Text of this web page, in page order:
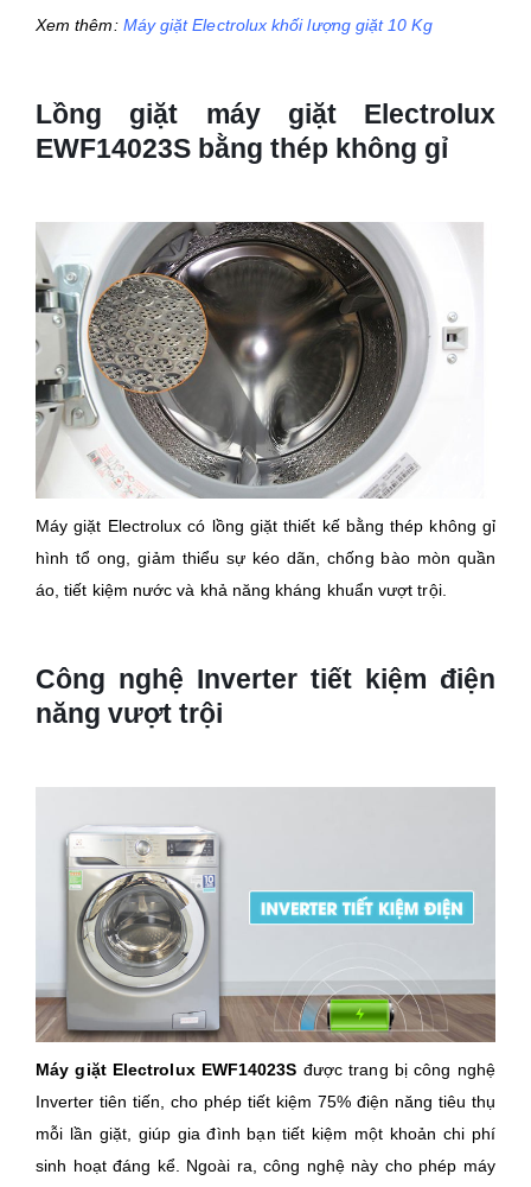
Xem thêm: Máy giặt Electrolux khối lượng giặt 10 Kg
Lồng giặt máy giặt Electrolux
EWF14023S bằng thép không gỉ
Máy giặt Electrolux có lồng giặt thiết kế bằng thép không gỉ
hình tổ ong, giảm thiểu sự kéo dãn, chống bào mòn quần
áo, tiết kiệm nước và khả năng kháng khuẩn vượt trội.
Công nghệ Inverter tiết kiệm điện
năng vượt trội
Máy giặt Electrolux EWF14023S được trang bị công nghệ
Inverter tiên tiến, cho phép tiết kiệm 75% điện năng tiêu thụ
mỗi lần giặt, giúp gia đình bạn tiết kiệm một khoản chi phí
sinh hoạt đáng kể. Ngoài ra, công nghệ này cho phép máy